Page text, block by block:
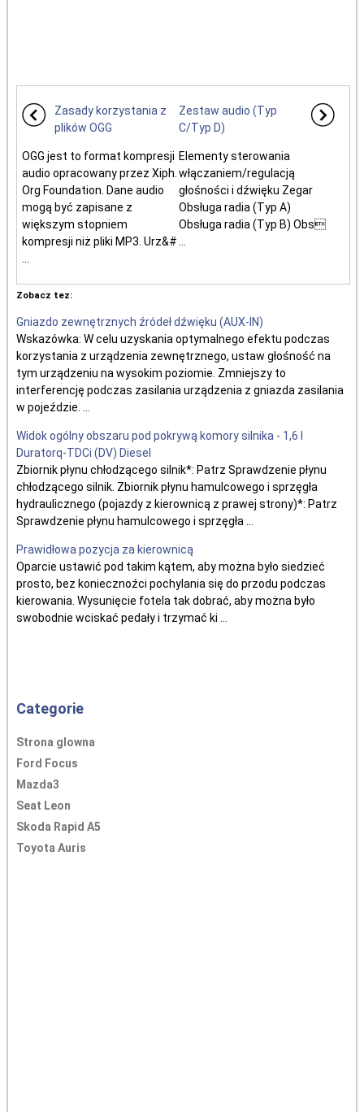
Zasady korzystania z
plików OGG
OGG jest to format kompresji
audio opracowany przez Xiph.
Org Foundation. Dane audio
mogą być zapisane z
większym stopniem
kompresji niż pliki MP3. Urz&#
Zestaw audio (Typ
C/Typ D)
Elementy sterowania
włączaniem/regulacją
głośności i dźwięku Zegar
Obsługa radia (Typ A)
Obsługa radia (Typ B) Obs
Zobacz tez:
Gniazdo zewnętrznych źródeł dźwięku (AUX-IN)
Wskazówka: W celu uzyskania optymalnego efektu podczas
korzystania z urządzenia zewnętrznego, ustaw głośność na
tym urządzeniu na wysokim poziomie. Zmniejszy to
interferencję podczas zasilania urządzenia z gniazda zasilania
w pojeździe. ...
Widok ogólny obszaru pod pokrywą komory silnika - 1,6 l
Duratorq-TDCi (DV) Diesel
Zbiornik płynu chłodzącego silnik*: Patrz Sprawdzenie płynu
chłodzącego silnik. Zbiornik płynu hamulcowego i sprzęgła
hydraulicznego (pojazdy z kierownicą z prawej strony)*: Patrz
Sprawdzenie płynu hamulcowego i sprzęgła ...
Prawidłowa pozycja za kierownicą
Oparcie ustawić pod takim kątem, aby można było siedzieć
prosto, bez koniecznoźci pochylania się do przodu podczas
kierowania. Wysunięcie fotela tak dobrać, aby można było
swobodnie wciskać pedały i trzymać ki ...
Categorie
Strona glowna
Ford Focus
Mazda3
Seat Leon
Skoda Rapid A5
Toyota Auris